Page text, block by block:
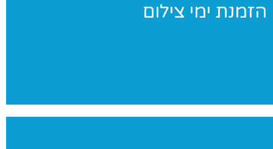
הזמנת ימי צילום
בצילומי סטודיו לנבחרת שלכם? אנחנו נבוא אליכם ליום